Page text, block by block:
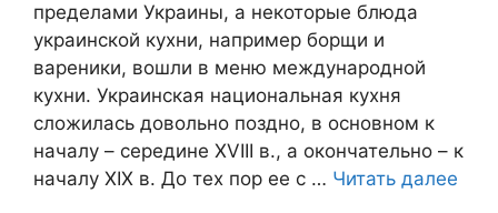
пределами Украины, а некоторые блюда
украинской кухни, например борщи и
вареники, вошли в меню международной
кухни. Украинская национальная кухня
сложилась довольно поздно, в основном к
началу – середине XVIII в., а окончательно – к
началу XIX в. До тех пор ее с … Читать далее